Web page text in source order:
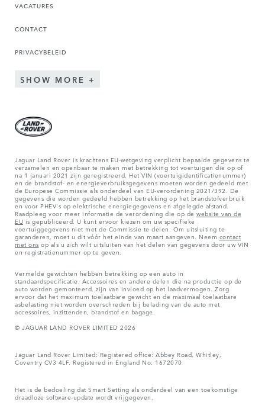
VACATURES
CONTACT
PRIVACYBELEID
SHOW MORE
Jaguar Land Rover is krachtens EU-wetgeving verplicht bepaalde gegevens te
verzamelen en openbaar te maken met betrekking tot voertuigen die op of
na 1 januari 2021 zijn geregistreerd. Het VIN (voertuigidentificatienummer)
en de brandstof- en energieverbruiksgegevens moeten worden gedeeld met
de Europese Commissie als onderdeel van EU-verordening 2021/392. De
gegevens die worden gedeeld hebben betrekking op het brandstofverbruik
en voor PHEV's op elektrische energiegegevens en afgelegde afstand.
Raadpleeg voor meer informatie de verordening die op dewebsite van de
EU is gepubliceerd. U kunt ervoor kiezen om uw specifieke
voertuiggegevens niet met de Commissie te delen. Om uitsluiting te
garanderen, moet u dit vóór het einde van maart aangeven. Neem contact
met ons op als u zich wilt uitsluiten van het delen van gegevens door uw VIN
en registratienummer op te geven.
Vermelde gewichten hebben betrekking op een auto in
standaardspecificatie. Accessoires en andere delen die na productie op de
auto worden gemonteerd, zijn van invloed op het laadvermogen. Zorg
ervoor dat het maximum toelaatbare gewicht en de maximaal toelaatbare
asbelasting niet worden overschreden bij belading van de auto met
accessoires, inzittenden, brandstof en bagage.
© JAGUAR LAND ROVER LIMITED 2026
Jaguar Land Rover Limited: Registered office: Abbey Road, Whitley,
Coventry CV3 4LF. Registered in England No: 1672070
Het is de bedoeling dat Smart Setting als onderdeel van een toekomstige
draadloze software-update wordt vrijgegeven.